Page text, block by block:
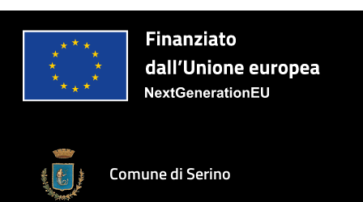
Comune di Serino